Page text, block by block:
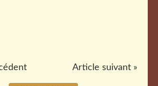
Article suivant »